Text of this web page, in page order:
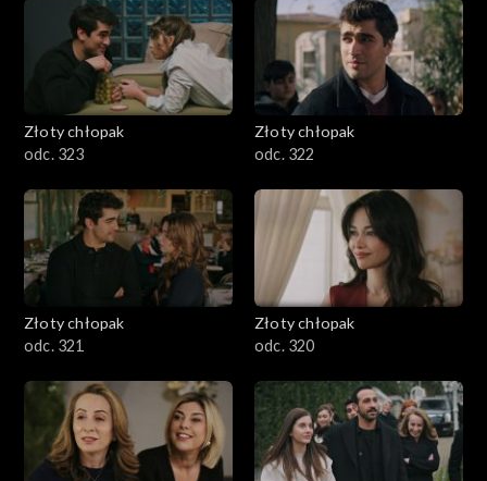
Złoty chłopak
odc. 323
Złoty chłopak
odc. 322
Złoty chłopak
odc. 321
Złoty chłopak
odc. 320